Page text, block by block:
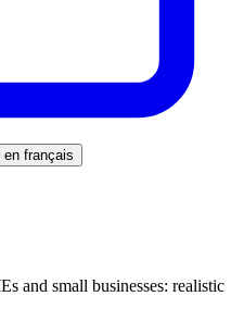
en français
and small businesses: realistic